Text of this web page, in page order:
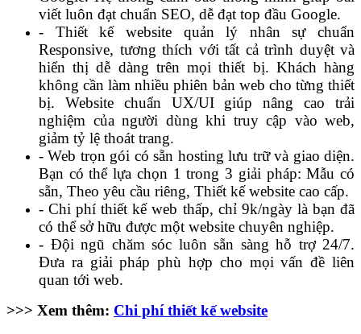
viết luôn đạt chuẩn SEO, dễ đạt top đầu Google.
- Thiết kế website quản lý nhân sự chuẩn
Responsive, tương thích với tất cả trình duyệt và
hiển thị dễ dàng trên mọi thiết bị. Khách hàng
không cần làm nhiều phiên bản web cho từng thiết
bị. Website chuẩn UX/UI giúp nâng cao trải
nghiệm của người dùng khi truy cập vào web,
giảm tỷ lệ thoát trang.
- Web trọn gói có sẵn hosting lưu trữ và giao diện.
Bạn có thể lựa chọn 1 trong 3 giải pháp: Mẫu có
sẵn, Theo yêu cầu riêng, Thiết kế website cao cấp.
- Chi phí thiết kế web thấp, chỉ 9k/ngày là bạn đã
có thể sở hữu được một website chuyên nghiệp.
- Đội ngũ chăm sóc luôn sẵn sàng hỗ trợ 24/7.
Đưa ra giải pháp phù hợp cho mọi vấn đề liên
quan tới web.
>>> Xem thêm: Chi phí thiết kế website